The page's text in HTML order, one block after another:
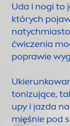
Uda i nogi to
których
ćwiczenia
poprawie
tonizujące,
upy i jazda
mięśnie pod